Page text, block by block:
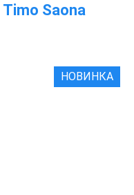
Saona
НОВИНКА